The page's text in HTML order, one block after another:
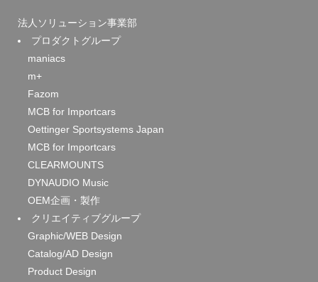
法人ソリューション事業部
プロダクトグループ
maniacs
m+
Fazom
MCB for Importcars
Oettinger Sportsystems Japan
MCB for Importcars
CLEARMOUNTS
DYNAUDIO Music
OEM企画・製作
クリエイティブグループ
Graphic/WEB Design
Catalog/AD Design
Product Design